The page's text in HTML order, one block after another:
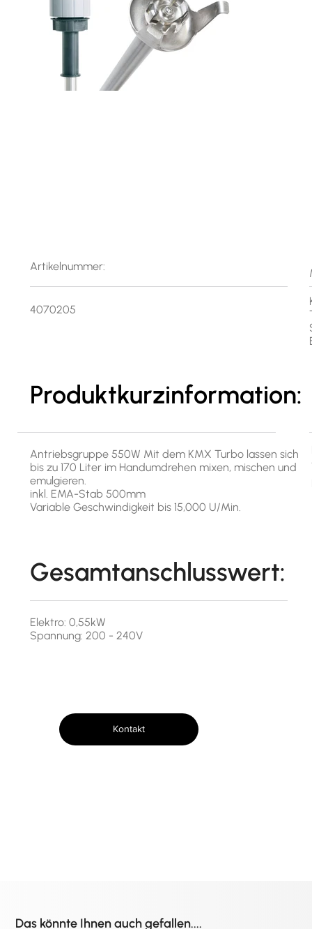
Kontakt
Artikelnummer:
4070205
Produktkurzinformation:
Antriebsgruppe 550W Mit dem KMX Turbo lassen sich
bis zu 170 Liter im Handumdrehen mixen, mischen und
emulgieren.
inkl. EMA-Stab 500mm
Variable Geschwindigkeit bis 15,000 U/Min.
Gesamtanschlusswert:
Elektro: 0,55kW
Spannung: 200 - 240V
Das könnte Ihnen auch gefallen....